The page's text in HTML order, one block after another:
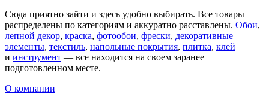
Сюда приятно зайти и здесь удобно выбирать. Все товары
распределены по категориям и аккуратно расставлены. Обои,
лепной декор, краска, фотообои, фрески, декоративные
элементы, текстиль, напольные покрытия, плитка, клей
и инструмент — все находится на своем заранее
подготовленном месте.
О компании